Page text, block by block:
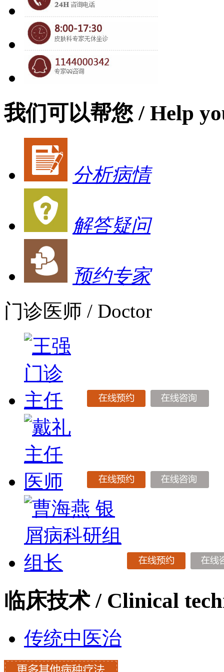
我们可以帮您 / Help
分析病情
解答疑问
预约专家
门诊医师 / Doctor
临床技术 / Clinical
传统中医治